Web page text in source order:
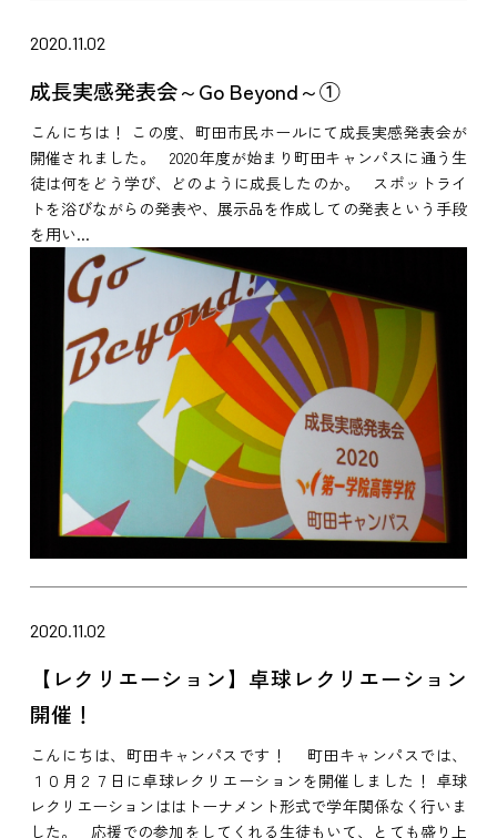
2020.11.02
成長実感発表会～Go Beyond～①
こんにちは！ この度、町田市民ホールにて成長実感発表会が
開催されました。 2020年度が始まり町田キャンパスに通う生
徒は何をどう学び、どのように成長したのか。 スポットライ
トを浴びながらの発表や、展示品を作成しての発表という手段
を用い...
2020.11.02
【レクリエーション】卓球レクリエーション
開催！
こんにちは、町田キャンパスです！ 町田キャンパスでは、
１０月２７日に卓球レクリエーションを開催しました！ 卓球
レクリエーションははトーナメント形式で学年関係なく行いま
した。 応援での参加をしてくれる生徒もいて、とても盛り上